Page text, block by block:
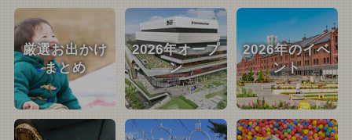
厳選お出かけ
まとめ
2026年オープ
ン
2026年のイベ
ント